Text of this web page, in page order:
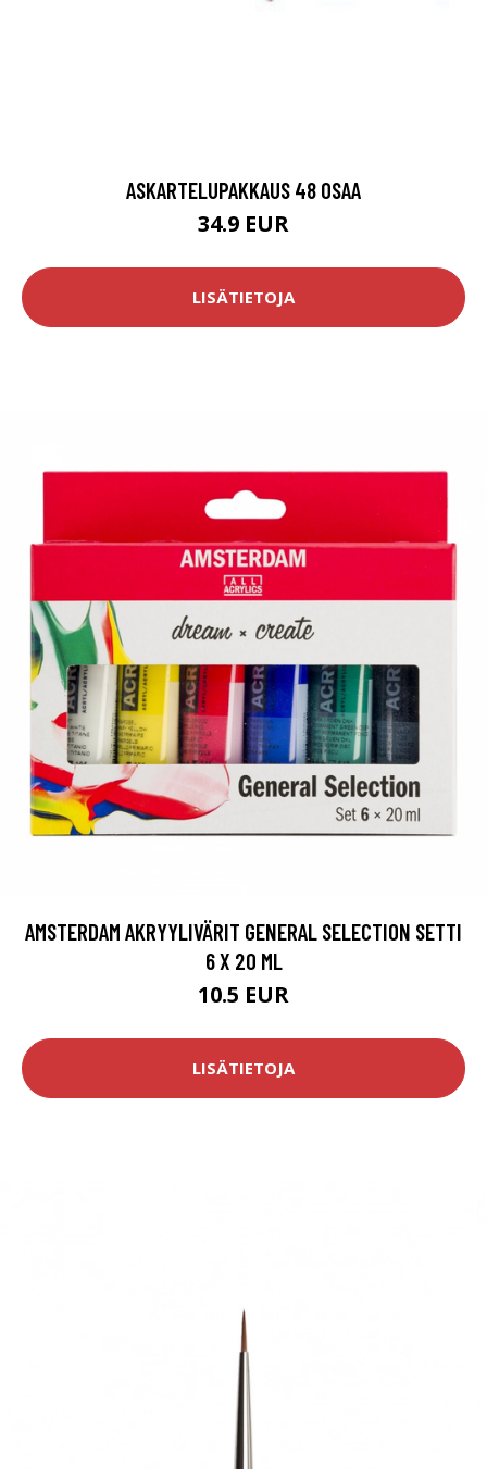
ASKARTELUPAKKAUS 48 OSAA
34.9 EUR
LISÄTIETOJA
AMSTERDAM AKRYYLIVÄRIT GENERAL SELECTION SETTI
6 X 20 ML
10.5 EUR
LISÄTIETOJA